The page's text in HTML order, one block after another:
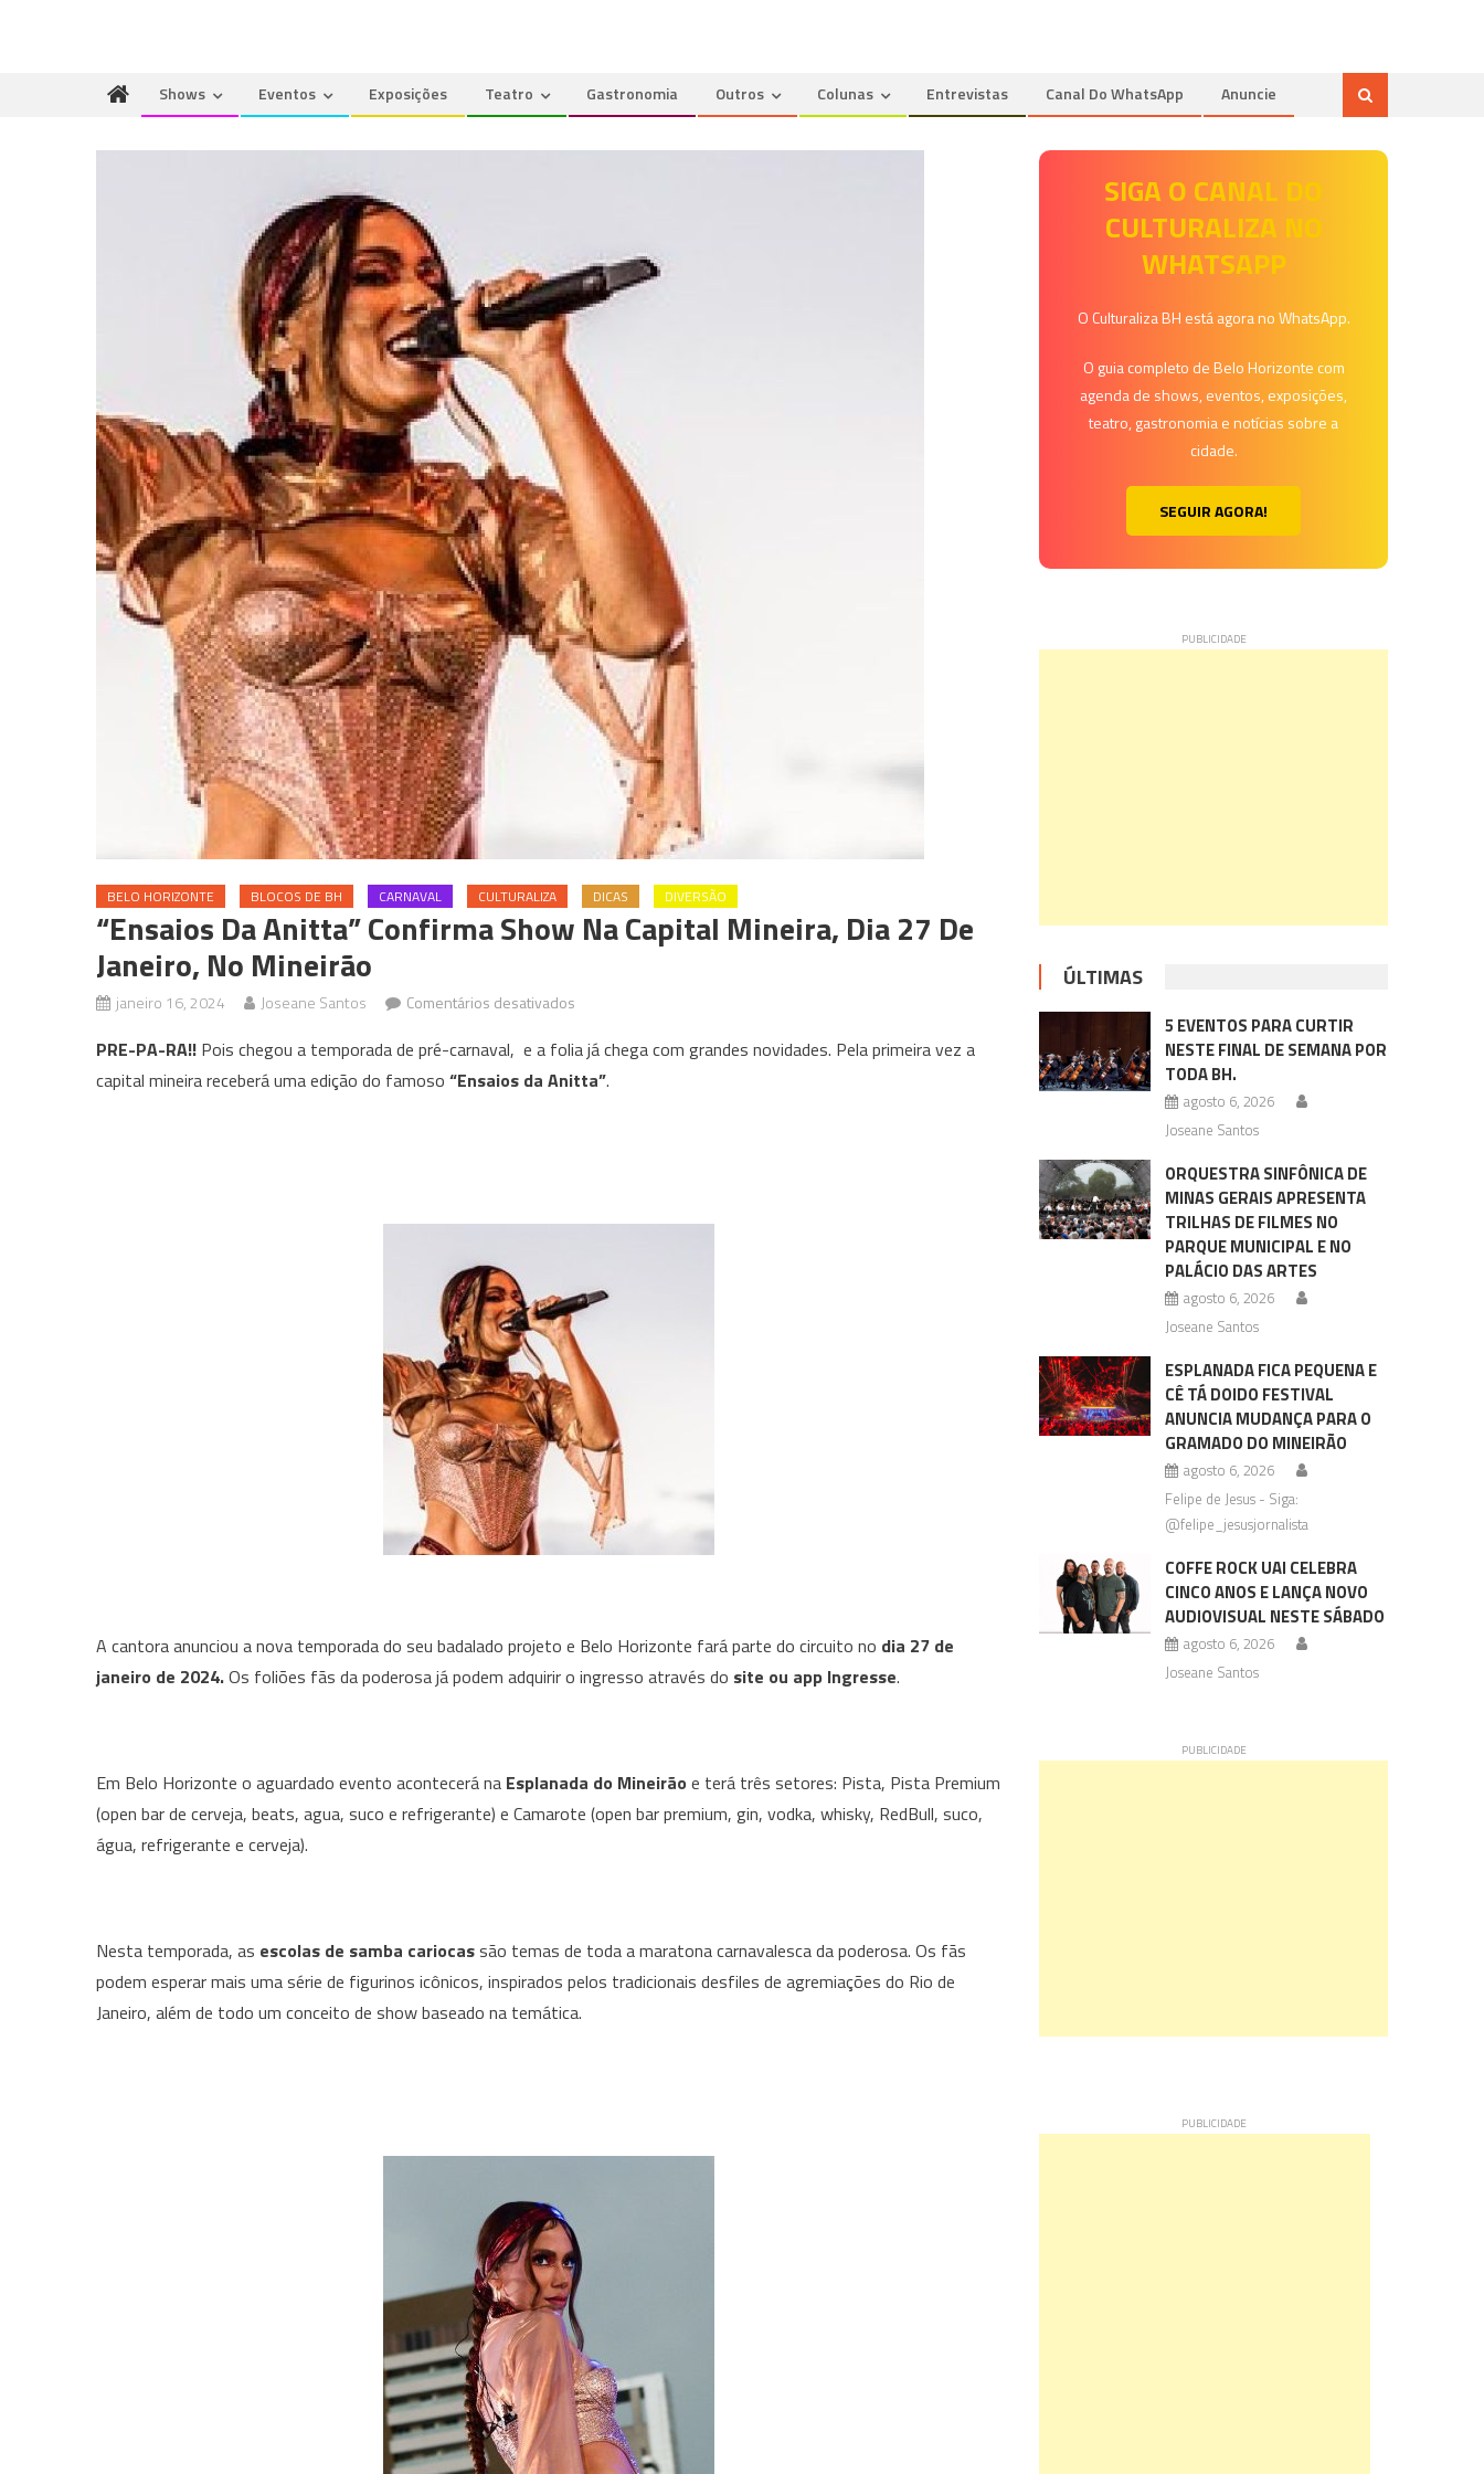
Shows Eventos Exposições Teatro Gastronomia Outros Colunas Entrevistas Canal Do WhatsApp Anuncie
BELO HORIZONTE BLOCOS DE BH CARNAVAL CULTURALIZA DICAS DIVERSÃO
“Ensaios Da Anitta” Confirma Show Na Capital Mineira, Dia 27 De
Janeiro, No Mineirão
janeiro 16, 2024 Joseane Santos Comentários desativados
da
Anitta”
mineira,
de
janeiro,
no
Mineirão
PRE-PA-RA!! Pois chegou a temporada de pré-carnaval, e a folia já chega com grandes novidades. Pela primeira vez a
capital mineira receberá uma edição do famoso “Ensaios da Anitta”.
A cantora anunciou a nova temporada do seu badalado projeto e Belo Horizonte fará parte do circuito no dia 27 de
janeiro de 2024.Os foliões fãs da poderosa já podem adquirir o ingresso através do site ou app Ingresse.
Em Belo Horizonte o aguardado evento acontecerá na Esplanada do Mineirão e terá três setores: Pista, Pista Premium
(open bar de cerveja, beats, agua, suco e refrigerante) e Camarote (open bar premium, gin, vodka, whisky, RedBull, suco,
água, refrigerante e cerveja).
Nesta temporada, as escolas de samba cariocassão temas de toda a maratona carnavalesca da poderosa. Os fãs
podem esperar mais uma série de figurinos icônicos, inspirados pelos tradicionais desfiles de agremiações do Rio de
Janeiro, além de todo um conceito de show baseado na temática.
SIGA O CANAL DO
CULTURALIZA NO
WHATSAPP
O Culturaliza BH está agora no WhatsApp.
O guia completo de Belo Horizonte com
agenda de shows, eventos, exposições,
teatro, gastronomia e notícias sobre a
cidade.
SEGUIR AGORA!
ÚLTIMAS
5 EVENTOS PARA CURTIR
NESTE FINAL DE SEMANA POR
TODA BH.
agosto 6, 2026
Joseane Santos
ORQUESTRA SINFÔNICA DE
MINAS GERAIS APRESENTA
TRILHAS DE FILMES NO
PARQUE MUNICIPAL E NO
PALÁCIO DAS ARTES
agosto 6, 2026
Joseane Santos
ESPLANADA FICA PEQUENA E
CÊ TÁ DOIDO FESTIVAL
ANUNCIA MUDANÇA PARA O
GRAMADO DO MINEIRÃO
agosto 6, 2026
Felipe de Jesus - Siga:
@felipe_jesusjornalista
COFFE ROCK UAI CELEBRA
CINCO ANOS E LANÇA NOVO
AUDIOVISUAL NESTE SÁBADO
agosto 6, 2026
Joseane Santos